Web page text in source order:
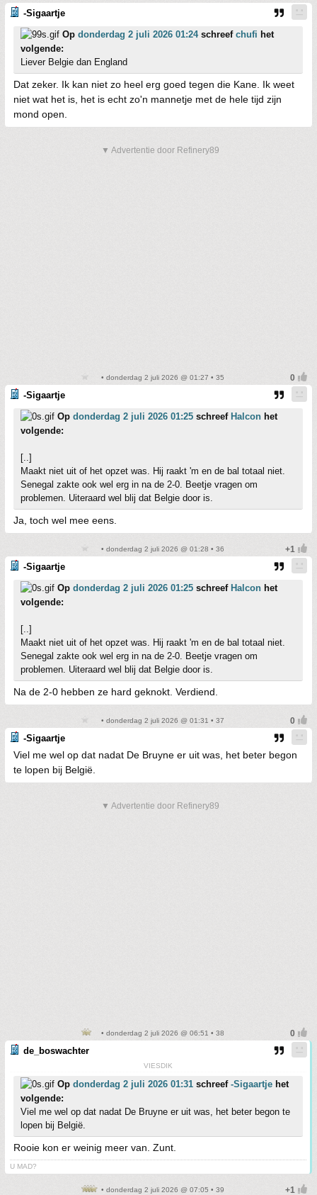
-Sigaartje
Op donderdag 2 juli 2026 01:24schreef chufi het
volgende:
Liever Belgie dan England
Dat zeker. Ik kan niet zo heel erg goed tegen die Kane. Ik weet
niet wat het is, het is echt zo'n mannetje met de hele tijd zijn
mond open.
▼ Advertentie door Refinery89
• donderdag 2 juli 2026 @ 01:27 • 35
-Sigaartje
Op donderdag 2 juli 2026 01:25 schreef Halcon het
volgende:
[..]
Maakt niet uit of het opzet was. Hij raakt 'm en de bal totaal niet.
Senegal zakte ook wel erg in na de 2-0. Beetje vragen om
problemen. Uiteraard wel blij dat Belgie door is.
Ja, toch wel mee eens.
• donderdag 2 juli 2026 @ 01:28 • 36
-Sigaartje
Op donderdag 2 juli 2026 01:25 schreef Halcon het
volgende:
[..]
Maakt niet uit of het opzet was. Hij raakt 'm en de bal totaal niet.
Senegal zakte ook wel erg in na de 2-0. Beetje vragen om
problemen. Uiteraard wel blij dat Belgie door is.
Na de 2-0 hebben ze hard geknokt. Verdiend.
• donderdag 2 juli 2026 @ 01:31 • 37
-Sigaartje
Viel me wel op dat nadat De Bruyne er uit was, het beter begon
te lopen bij België.
▼ Advertentie door Refinery89
• donderdag 2 juli 2026 @ 06:51 • 38
de_boswachter
VIESDIK
Op donderdag 2 juli 2026 01:31 schreef -Sigaartje het
volgende:
Viel me wel op dat nadat De Bruyne er uit was, het beter begon te
lopen bij België.
Rooie kon er weinig meer van. Zunt.
U MAD?
• donderdag 2 juli 2026 @ 07:05 • 39